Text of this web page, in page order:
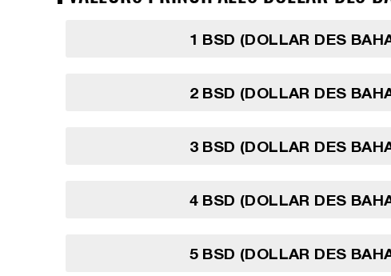
1 BSD (DOLLAR DES
2 BSD (DOLLAR DES
3 BSD (DOLLAR DES
4 BSD (DOLLAR DES
5 BSD (DOLLAR DES